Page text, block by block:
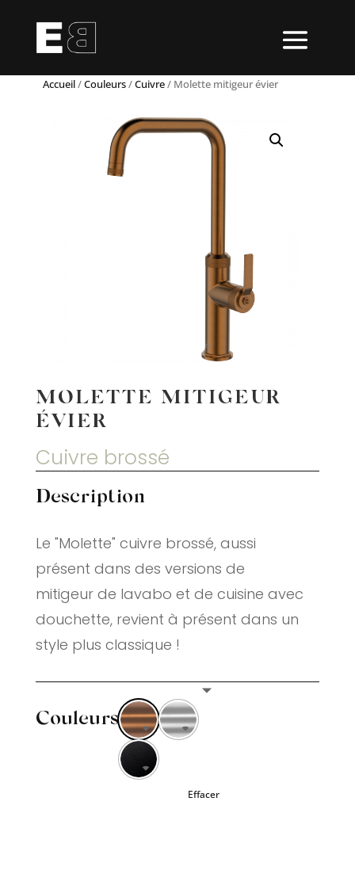
Accueil/Couleurs/Cuivre/ Molette mitigeur évier
MOLETTE MITIGEUR
ÉVIER
Cuivre brossé
Description
Le "Molette" cuivre brossé, aussi
présent dans des versions de
mitigeur de lavabo et de cuisine avec
douchette, revient à présent dans un
style plus classique !
Couleurs
Effacer